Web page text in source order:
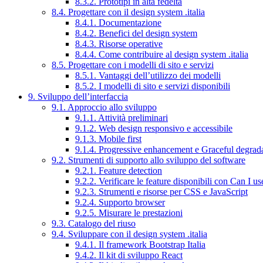
8.4. Progettare con il design system .italia
8.4.1. Documentazione
8.4.2. Benefici del design system
8.4.3. Risorse operative
8.4.4. Come contribuire al design system .italia
8.5. Progettare con i modelli di sito e servizi
8.5.1. Vantaggi dell’utilizzo dei modelli
8.5.2. I modelli di sito e servizi disponibili
9. Sviluppo dell’interfaccia
9.1. Approccio allo sviluppo
9.1.1. Attività preliminari
9.1.2. Web design responsivo e accessibile
9.1.3. Mobile first
9.1.4. Progressive enhancement e Graceful
9.2. Strumenti di supporto allo sviluppo del software
9.2.1. Feature detection
9.2.2. Verificare le feature disponibili con Can I
9.2.3. Strumenti e risorse per CSS e JavaScript
9.2.4. Supporto browser
9.2.5. Misurare le prestazioni
9.3. Catalogo del riuso
9.4. Sviluppare con il design system .italia
9.4.1. Il framework Bootstrap Italia
9.4.2. Il kit di sviluppo React